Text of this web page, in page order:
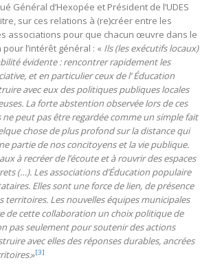
Général d’Hexopée et Président de l’UDES
sur ces relations à (re)créer entre les
associations pour que chacun œuvre dans le
l’intérêt général : « Ils (les exécutifs locaux)
évidente : rencontrer rapidement les
et en particulier ceux de l’ Éducation
avec eux des politiques publiques locales
La forte abstention observée lors de ces
peut pas être regardée comme un simple fait
chose de plus profond sur la distance qui
partie de nos concitoyens et la vie publique.
à recréer de l’écoute et à rouvrir des espaces
(…). Les associations d’Éducation populaire
Elles sont une force de lien, de présence
territoires. Les nouvelles équipes municipales
de cette collaboration un choix politique de
pas seulement pour soutenir desactions
avec elles des réponses durables, ancrées
»[3]